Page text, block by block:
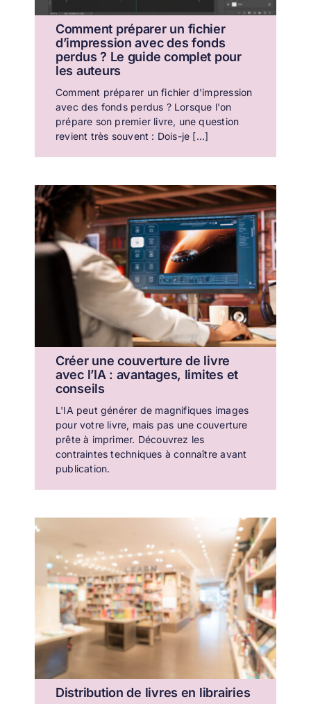
Comment préparer un fichier
d’impression avec des fonds
perdus ? Le guide complet pour
les auteurs
Comment préparer un fichier d'impression
avec des fonds perdus ? Lorsque l'on
prépare son premier livre, une question
revient très souvent : Dois-je [...]
Créer une couverture de livre
avec l’IA : avantages, limites et
conseils
L'IA peut générer de magnifiques images
pour votre livre, mais pas une couverture
prête à imprimer. Découvrez les
contraintes techniques à connaître avant
publication.
Distribution de livres en librairies